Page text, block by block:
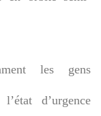
les gens
d’urgence